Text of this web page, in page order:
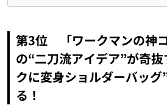
第3位 「ワークマンの神
の“二刀流アイデア”が奇
クに変身ショルダーバッグ
る！